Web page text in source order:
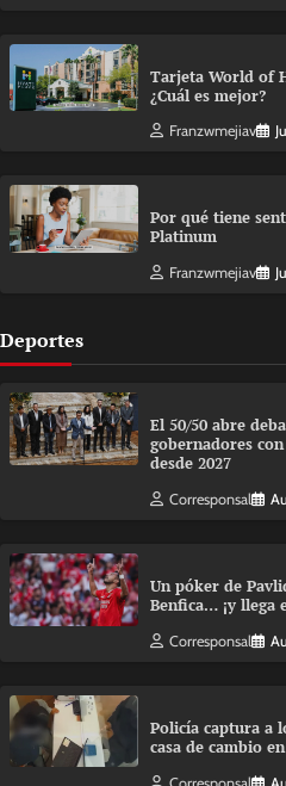
Tarjeta World of
¿Cuál es mejor?
Franzwmejiav
Por qué tiene
Platinum
Franzwmejiav
Deportes
El 50/50 abre
gobernadores
desde 2027
Corresponsal
Un póker de
Benfica… ¡y llega
Corresponsal
Policía captura a
casa de cambio